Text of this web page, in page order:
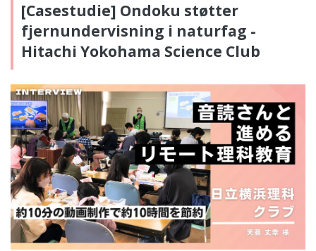
[Casestudie] Ondoku støtter
fjernundervisning i naturfag -
Hitachi Yokohama Science Club